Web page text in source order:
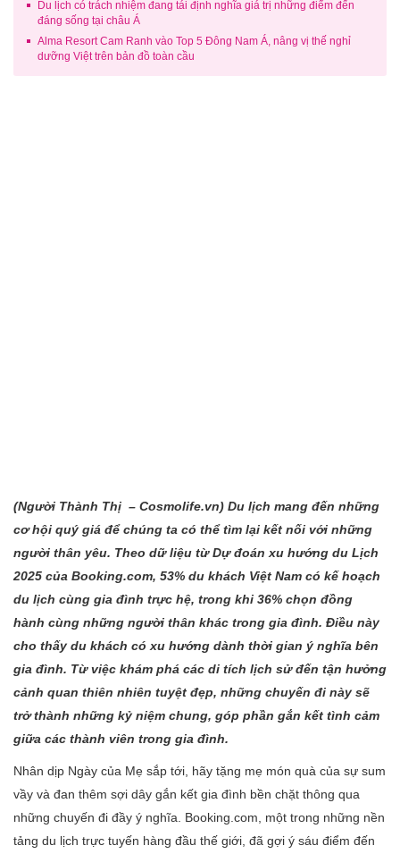
Du lịch có trách nhiệm đang tái định nghĩa giá trị những điểm đến
đáng sống tại châu Á
Alma Resort Cam Ranh vào Top 5 Đông Nam Á, nâng vị thế nghỉ
dưỡng Việt trên bản đồ toàn cầu
(Người Thành Thị – Cosmolife.vn) Du lịch mang đến những
cơ hội quý giá để chúng ta có thể tìm lại kết nối với những
người thân yêu. Theo dữ liệu từ Dự đoán xu hướng du Lịch
2025 của Booking.com, 53% du khách Việt Nam có kế hoạch
du lịch cùng gia đình trực hệ, trong khi 36% chọn đồng
hành cùng những người thân khác trong gia đình. Điều này
cho thấy du khách có xu hướng dành thời gian ý nghĩa bên
gia đình. Từ việc khám phá các di tích lịch sử đến tận hưởng
cảnh quan thiên nhiên tuyệt đẹp, những chuyến đi này sẽ
trở thành những kỷ niệm chung, góp phần gắn kết tình cảm
giữa các thành viên trong gia đình.
Nhân dịp Ngày của Mẹ sắp tới, hãy tặng mẹ món quà của sự sum
vầy và đan thêm sợi dây gắn kết gia đình bền chặt thông qua
những chuyến đi đầy ý nghĩa. Booking.com, một trong những nền
tảng du lịch trực tuyến hàng đầu thế giới, đã gợi ý sáu điểm đến